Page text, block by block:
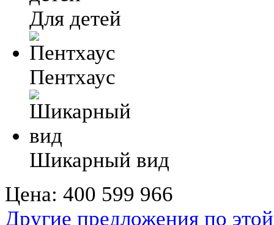
Для детей
Пентхаус
Шикарный вид
Цена: 400 599 966
Другие предложения по